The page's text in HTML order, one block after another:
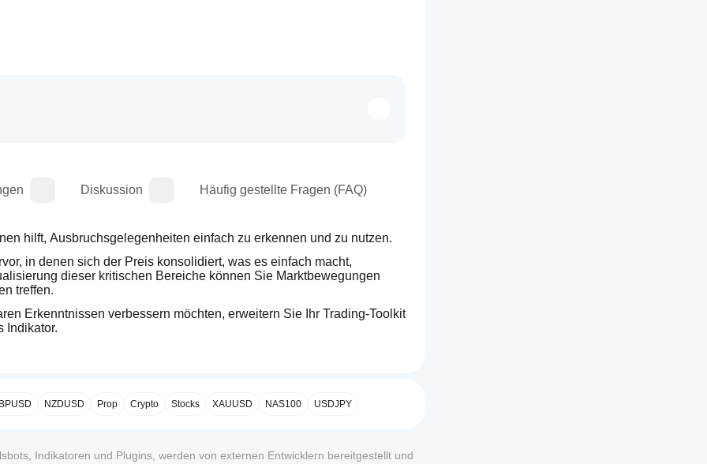
Diskussion Häufig gestellte Fragen (FAQ)
hilft, Ausbruchsgelegenheiten einfach zu erkennen und zu nutzen.
in denen sich der Preis konsolidiert, was es einfach macht,
dieser kritischen Bereiche können Sie Marktbewegungen
treffen.
Erkenntnissen verbessern möchten, erweitern Sie Ihr Trading-Toolkit
Indikator.
NZDUSD Prop Crypto Stocks XAUUSD NAS100 USDJPY
Indikatoren und Plugins, werden von externen Entwicklern bereitgestellt und